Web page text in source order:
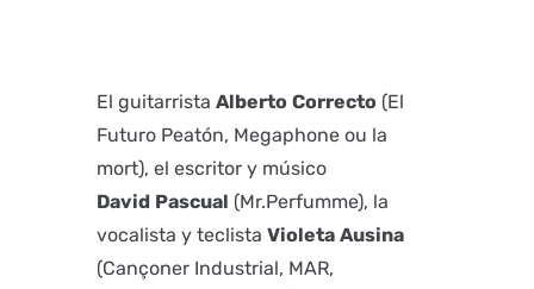
El guitarrista Alberto Correcto(El
Futuro Peatón, Megaphone ou la
mort), el escritor y músico
David Pascual (Mr.Perfumme), la
vocalista y teclista Violeta Ausina
(Cançoner Industrial, MAR,